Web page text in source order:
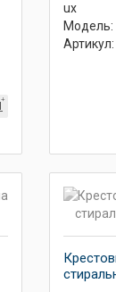
ux
Модель:
Артикул: